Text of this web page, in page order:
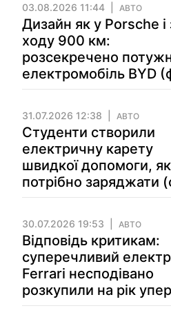
03.08.2026 11:44 АВТО
Дизайн як у Porsche і
ходу 900 км:
розсекречено
електромобіль BYD
31.07.2026 12:38 АВТО
Студенти створили
електричну карету
швидкої допомоги,
потрібно заряджати
30.07.2026 19:53 АВТО
Відповідь критикам:
суперечливий
Ferrari несподівано
розкупили на рік